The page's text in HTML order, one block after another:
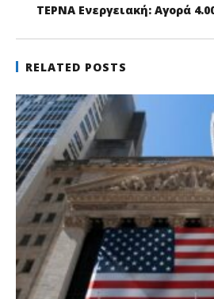
ΤΕΡΝΑ Ενεργειακή: Αγορά
RELATED POSTS